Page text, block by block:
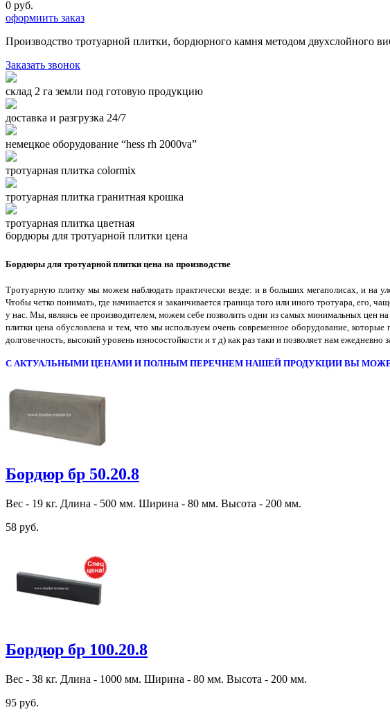
0 руб.
оформиить заказ
Производство тротуарной плитки, бордюрного камня методом двухслойного
Заказать звонок
склад 2 га земли под готовую продукцию
доставка и разгрузка 24/7
немецкое оборудование “hess rh 2000va”
тротуарная плитка colormix
тротуарная плитка гранитная крошка
тротуарная плитка цветная
бордюры для тротуарной плитки цена
Бордюры для тротуарной плитки цена на производстве
Тротуарную плитку мы можем наблюдать практически везде: и в больших мегаполисах, и на
Чтобы четко понимать, где начинается и заканчивается граница того или иного тротуара,
у нас. Мы, являясь ее производителем, можем себе позволить одни из самых минимальных цен
плитки цена обусловлена и тем, что мы используем очень современное оборудование,
долговечность, высокий уровень износостойкости и т д) как раз таки и позволяет нам ежедневно
С АКТУАЛЬНЫМИ ЦЕНАМИ И ПОЛНЫМ ПЕРЕЧНЕМ НАШЕЙ ПРОДУКЦИИ ВЫ
Бордюр бр 50.20.8
Вес - 19 кг. Длина - 500 мм. Ширина - 80 мм. Высота - 200 мм.
58 руб.
Бордюр бр 100.20.8
Вес - 38 кг. Длина - 1000 мм. Ширина - 80 мм. Высота - 200 мм.
95 руб.